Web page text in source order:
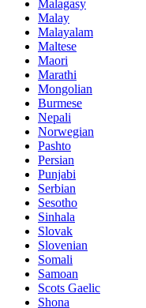
Malagasy
Malay
Malayalam
Maltese
Maori
Marathi
Mongolian
Burmese
Nepali
Norwegian
Pashto
Persian
Punjabi
Serbian
Sesotho
Sinhala
Slovak
Slovenian
Somali
Samoan
Scots Gaelic
Shona